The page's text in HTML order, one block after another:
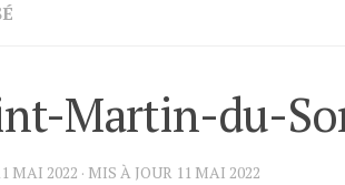
Martin-du-
MAI 2022 · MIS À JOUR 11 MAI 2022